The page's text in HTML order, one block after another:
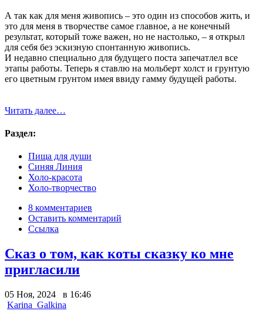
А так как для меня живопись – это один из способов жить, и
это для меня в творчестве самое главное, а не конечный
результат, который тоже важен, но не настолько, – я открыл
для себя без эскизную спонтанную живопись.
И недавно специально для будущего поста запечатлел все
этапы работы. Теперь я ставлю на мольберт холст и грунтую
его цветным грунтом имея ввиду гамму будущей работы.
Читать далее…
Раздел:
Пища для души
Синяя Линия
Холо-красота
Холо-творчество
8 комментариев
Оставить комментарий
Ссылка
Сказ о том, как коты сказку ко мне
пригласили
05 Ноя, 2024 в 16:46
Karina_Galkina